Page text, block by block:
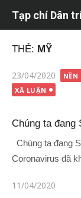
dung
Tạp chí Dân
THẺ: MỸ
Đăng
vào
23/04/2020
XÃ LUẬN
Chúng ta đang
Chúng ta đang
Coronavirus đã
Đăng
11/04/2020